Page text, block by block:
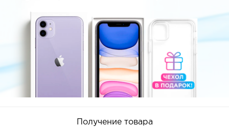
Получение товара